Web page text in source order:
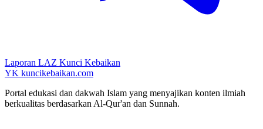
Laporan LAZ Kunci Kebaikan
YK kuncikebaikan.com
Portal edukasi dan dakwah Islam yang menyajikan konten ilmiah
berkualitas berdasarkan Al-Qur'an dan Sunnah.